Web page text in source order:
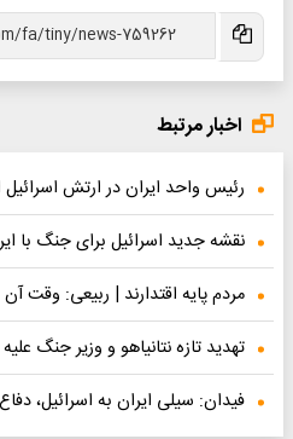
اخبار مرتبط
رئیس واحد ایران در ارتش
نقشه جدید اسرائیل برای جنگ با
مردم پایه اقتدارند | ربیعی: وقت
تهدید تازه نتانیاهو و وزیر جنگ
فیدان: سیلی ایران به اسرائیل،